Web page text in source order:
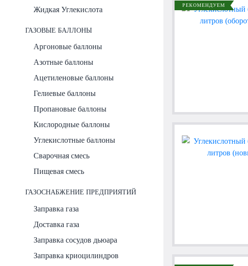
Жидкая Углекислота
ГАЗОВЫЕ БАЛЛОНЫ
Аргоновые баллоны
Азотные баллоны
Ацетиленовые баллоны
Гелиевые баллоны
Пропановые баллоны
Кислородные баллоны
Углекислотные баллоны
Сварочная смесь
Пищевая смесь
ГАЗОСНАБЖЕНИЕ ПРЕДПРИЯТИЙ
Заправка газа
Доставка газа
Заправка сосудов дьюара
Заправка криоцилиндров
РЕКОМЕНДУЕМ